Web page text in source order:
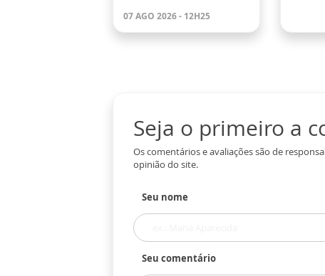
07 AGO 2026 - 12H25
Seja o primeiro a
Os comentários e avaliações são de
opinião do site.
Seu nome
Seu comentário